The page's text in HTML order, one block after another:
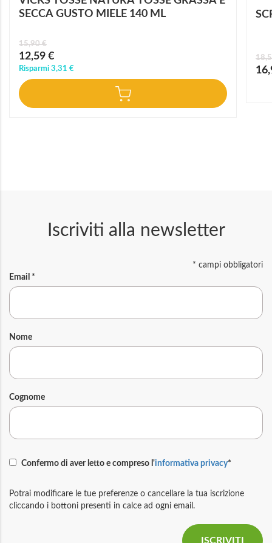
SECCA GUSTO MIELE 140 ML
Prezzo
speciale
12,59 €
15,90 €
Risparmi 3,31 €
Iscriviti alla newsletter
* campi obbligatori
Email *
Nome
Cognome
Confermo di aver letto e compreso l'informativa privacy*
Potrai modificare le tue preferenze o cancellare la tua iscrizione
cliccando i bottoni presenti in calce ad ogni email.